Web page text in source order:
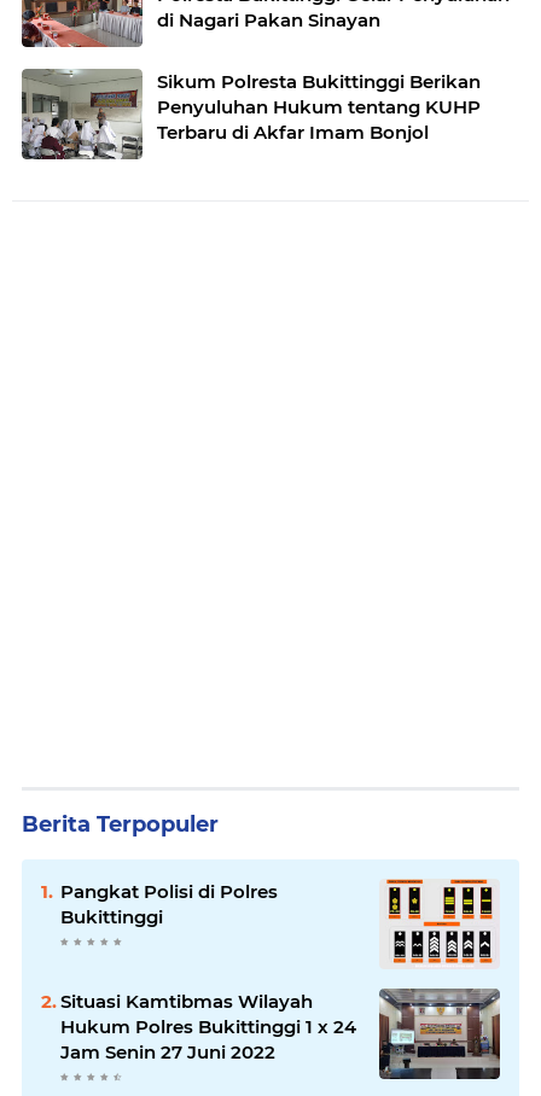
di Nagari Pakan Sinayan
Sikum Polresta Bukittinggi Berikan
Penyuluhan Hukum tentang KUHP
Terbaru di Akfar Imam Bonjol
Berita Terpopuler
Pangkat Polisi di Polres
Bukittinggi
Situasi Kamtibmas Wilayah
Hukum Polres Bukittinggi 1 x 24
Jam Senin 27 Juni 2022